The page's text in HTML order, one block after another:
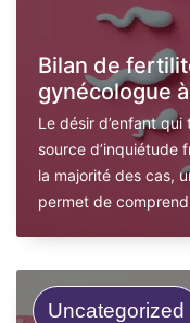
Bilan de
gynécologue
Le désir d’enfant
source d’inquiétude
la majorité des cas,
permet de
Uncategorized